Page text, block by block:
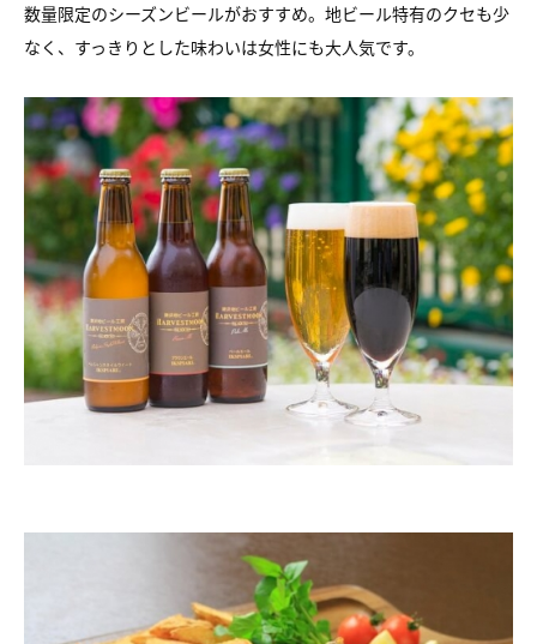
数量限定のシーズンビールがおすすめ。地ビール特有のクセも少
なく、すっきりとした味わいは女性にも大人気です。